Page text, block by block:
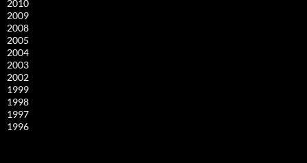
2010
2009
2008
2005
2004
2003
2002
1999
1998
1997
1996